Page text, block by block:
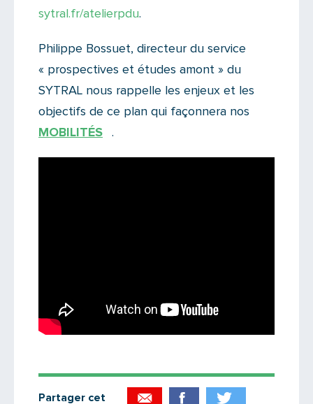
sytral.fr/atelierpdu.
Philippe Bossuet, directeur du service
« prospectives et études amont » du
SYTRAL nous rappelle les enjeux et les
objectifs de ce plan qui façonnera nos
MOBILITÉS
.
Partager cet